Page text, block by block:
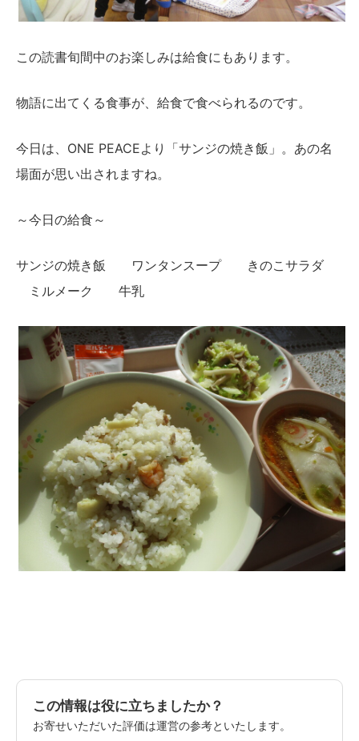
この読書旬間中のお楽しみは給食にもあります。
物語に出てくる食事が、給食で食べられるのです。
今日は、ONE PEACEより「サンジの焼き飯」。あの名
場面が思い出されますね。
～今日の給食～
サンジの焼き飯 ワンタンスープ きのこサラダ
ミルメーク 牛乳
この情報は役に立ちましたか？
お寄せいただいた評価は運営の参考といたします。